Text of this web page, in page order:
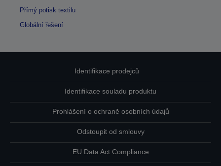
Přímý potisk textilu
Globální řešení
Identifikace prodejců
Identifikace souladu produktu
Prohlášení o ochraně osobních údajů
Odstoupit od smlouvy
EU Data Act Compliance